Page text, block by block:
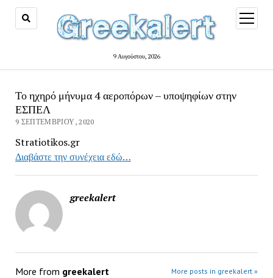
9 Αυγούστου, 2026
open
menu
Το ηχηρό μήνυμα 4 αεροπόρων – υποψηφίων στην
ΕΣΠΕΛ
9 ΣΕΠΤΕΜΒΡΊΟΥ, 2020
Stratiotikos.gr
Διαβάστε την συνέχεια εδώ…
greekalert
More from greekalert More posts in greekalert »